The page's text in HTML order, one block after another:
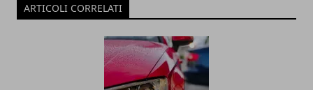
ARTICOLI CORRELATI